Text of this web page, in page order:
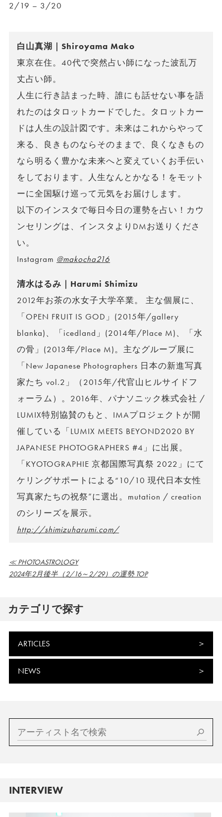
2/19 – 3/20
白山真湖｜Shiroyama Mako
東京在住。40代で突然占い師になった波乱万
丈占い師。
人生に行き詰まった時、誰にも話せない事を語
れたのはタロットカードでした。タロットカー
ドは人生の設計図です。未来はこれからやって
来る、良きものならそのままで、良くなきもの
なら明るく豊かな未来へと変えていくお手伝い
をしております。人生なんとかなる！をモット
ーに全国駆け巡って元気をお届けします。
以下のインスタで毎日今日の運勢を占い！カウ
ンセリングは、インスタよりDMお送りくださ
い。
Instagram @makocha216
清水はるみ｜Harumi Shimizu
2012年お茶の水女子大学卒業。 主な個展に、
「OPEN FRUIT IS GOD」(2015年/gallery
blanka)、「icedland」(2014年/Place M)、「水
の骨」(2013年/Place M)。主なグループ展に
「New Japanese Photographers 日本の新進写真
家たち vol.2」（2015年/代官山ヒルサイドフ
ォーラム）。2016年、パナソニック株式会社 /
LUMIX特別協賛のもと、IMAプロジェクトが開
催している「LUMIX MEETS BEYOND2020 BY
JAPANESE PHOTOGRAPHERS #4」に出展。
「KYOTOGRAPHIE 京都国際写真祭 2022」にて
ケリングサポートによる“10/10 現代日本女性
写真家たちの祝祭”に選出。mutation / creation
のシリーズを展示。
http://shimizuharumi.com/
≪ PHOTOASTROLOGY
2024年2月後半（2/16～2/29）の運勢 TOP
カテゴリで探す
ARTICLES
NEWS
INTERVIEW